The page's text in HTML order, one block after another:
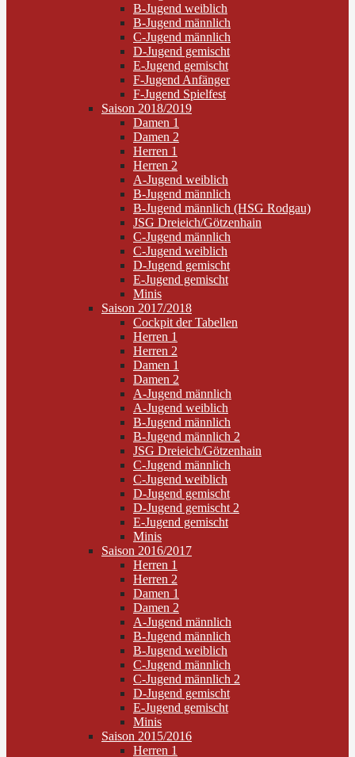
B-Jugend weiblich
B-Jugend männlich
C-Jugend männlich
D-Jugend gemischt
E-Jugend gemischt
F-Jugend Anfänger
F-Jugend Spielfest
Saison 2018/2019
Damen 1
Damen 2
Herren 1
Herren 2
A-Jugend weiblich
B-Jugend männlich
B-Jugend männlich (HSG Rodgau)
JSG Dreieich/Götzenhain
C-Jugend männlich
C-Jugend weiblich
D-Jugend gemischt
E-Jugend gemischt
Minis
Saison 2017/2018
Cockpit der Tabellen
Herren 1
Herren 2
Damen 1
Damen 2
A-Jugend männlich
A-Jugend weiblich
B-Jugend männlich
B-Jugend männlich 2
JSG Dreieich/Götzenhain
C-Jugend männlich
C-Jugend weiblich
D-Jugend gemischt
D-Jugend gemischt 2
E-Jugend gemischt
Minis
Saison 2016/2017
Herren 1
Herren 2
Damen 1
Damen 2
A-Jugend männlich
B-Jugend männlich
B-Jugend weiblich
C-Jugend männlich
C-Jugend männlich 2
D-Jugend gemischt
E-Jugend gemischt
Minis
Saison 2015/2016
Herren 1